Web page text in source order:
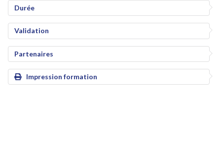
Durée
Validation
Partenaires
Impression formation